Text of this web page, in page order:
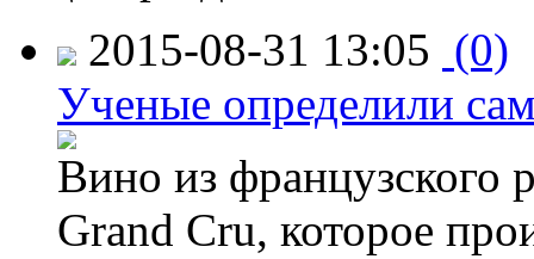
2015-08-31 13:05 (0)
Ученые определили
Вино из французского
Grand Cru, которое